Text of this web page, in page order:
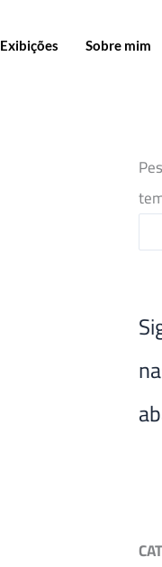
Exibições Sobre mim